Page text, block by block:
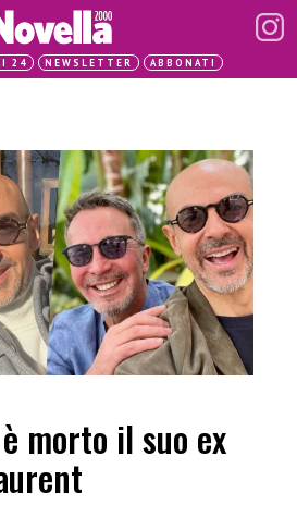
24 NEWSLETTER ABBONATI
morto il suo ex